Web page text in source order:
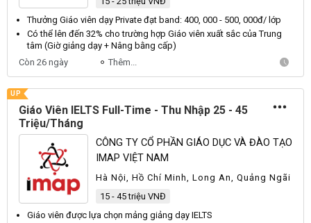
Thưởng Giáo viên dạy Private đạt band: 400, 000 - 500, 000đ/ lớp
Có thể lên đến 32% cho trường hợp Giáo viên xuất sắc của Trung
tâm (Giờ giảng dạy + Nâng bằng cấp)
Còn 26 ngày
Thêm...
UP
Giáo Viên IELTS Full-Time - Thu Nhập 25 - 45
Triệu/Tháng
CÔNG TY CỔ PHẦN GIÁO DỤC VÀ ĐÀO TẠO
IMAP VIỆT NAM
Hà Nội, Hồ Chí Minh, Long An, Quảng Ngãi
15 - 45 triệu VNĐ
Giáo viên được lựa chọn mảng giảng dạy IELTS